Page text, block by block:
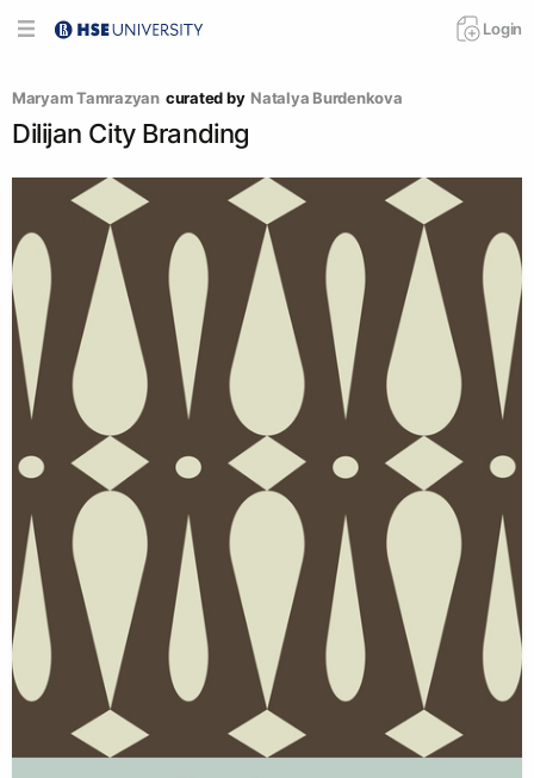
Login
Maryam Tamrazyan curated by Natalya Burdenkova
Dilijan City Branding